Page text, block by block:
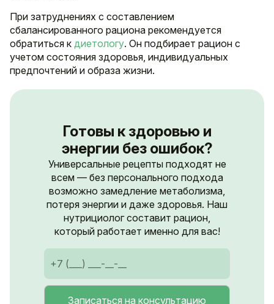
При затруднениях с составлением
сбалансированного рациона рекомендуется
обратиться к диетологу. Он подбирает рацион с
учетом состояния здоровья, индивидуальных
предпочтений и образа жизни.
Готовы к здоровью и
энергии без ошибок?
Универсальные рецепты подходят не
всем — без персонального подхода
возможно замедление метаболизма,
потеря энергии и даже здоровья. Наш
нутрициолог составит рацион,
который работает именно для вас!